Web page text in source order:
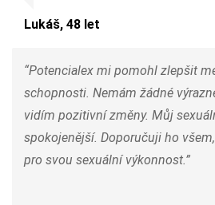
Lukáš, 48 let
“Potencialex mi pomohl zlepšit
schopnosti. Nemám žádné
vidím pozitivní změny. Můj
spokojenější. Doporučuji ho
pro svou sexuální výkonnost.”